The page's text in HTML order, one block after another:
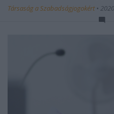
Társaság a Szabadságjogokért •